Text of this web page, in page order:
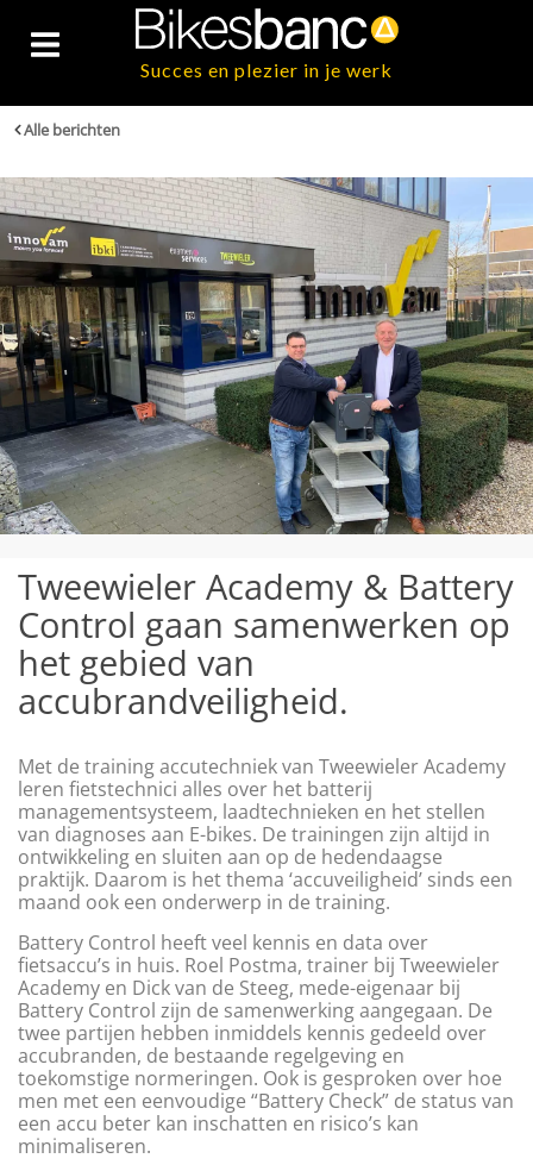
Succes en plezier in je werk
Alle berichten
Tweewieler Academy & Battery
Control gaan samenwerken op
het gebied van
accubrandveiligheid.
Met de training accutechniek van Tweewieler Academy
leren fietstechnici alles over het batterij
managementsysteem, laadtechnieken en het stellen
van diagnoses aan E-bikes. De trainingen zijn altijd in
ontwikkeling en sluiten aan op de hedendaagse
praktijk. Daarom is het thema ‘accuveiligheid’ sinds een
maand ook een onderwerp in de training.
Battery Control heeft veel kennis en data over
fietsaccu’s in huis. Roel Postma, trainer bij Tweewieler
Academy en Dick van de Steeg, mede-eigenaar bij
Battery Control zijn de samenwerking aangegaan. De
twee partijen hebben inmiddels kennis gedeeld over
accubranden, de bestaande regelgeving en
toekomstige normeringen. Ook is gesproken over hoe
men met een eenvoudige “Battery Check” de status van
een accu beter kan inschatten en risico’s kan
minimaliseren.